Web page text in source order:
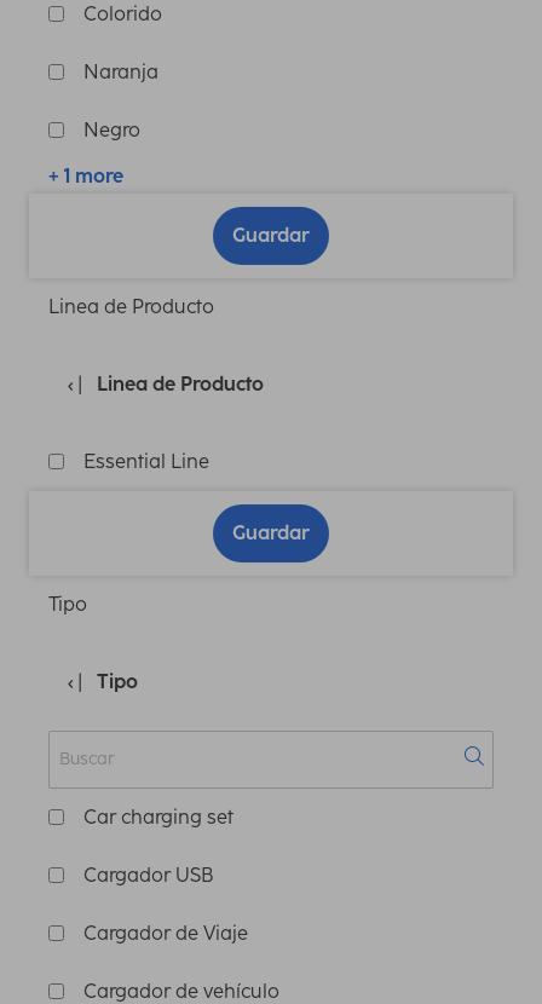
Colorido
Naranja
Negro
+ 1 more
Guardar
Linea de Producto
Linea de Producto
Essential Line
Guardar
Tipo
Tipo
Car charging set
Cargador USB
Cargador de Viaje
Cargador de vehículo